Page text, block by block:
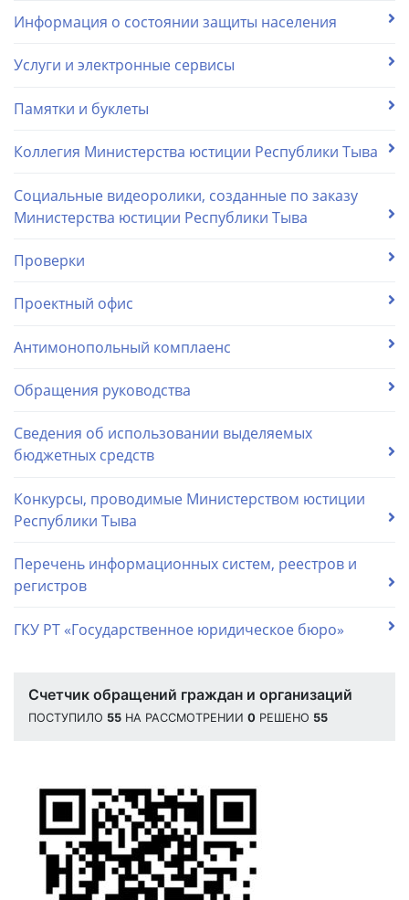
Информация о состоянии защиты населения
Услуги и электронные сервисы
Памятки и буклеты
Коллегия Министерства юстиции Республики Тыва
Социальные видеоролики, созданные по заказу
Министерства юстиции Республики Тыва
Проверки
Проектный офис
Антимонопольный комплаенс
Обращения руководства
Сведения об использовании выделяемых
бюджетных средств
Конкурсы, проводимые Министерством юстиции
Республики Тыва
Перечень информационных систем, реестров и
регистров
ГКУ РТ «Государственное юридическое бюро»
Счетчик обращений граждан и организаций
ПОСТУПИЛО 55 НА РАССМОТРЕНИИ 0 РЕШЕНО 55